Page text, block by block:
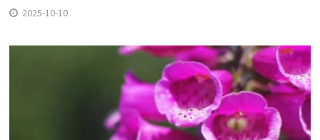
2025-10-10